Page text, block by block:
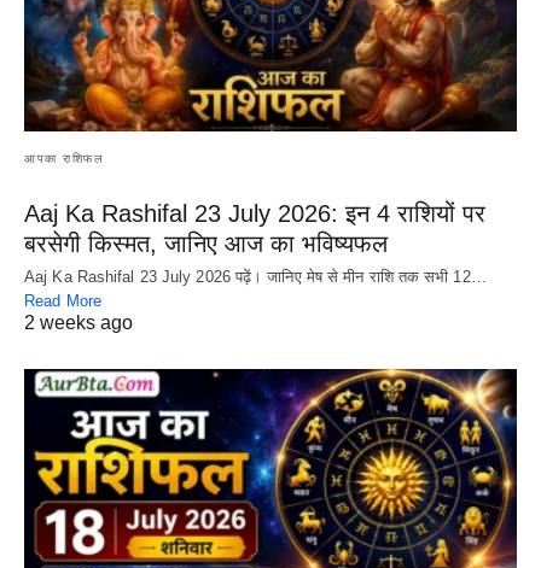
आपका राशिफल
Aaj Ka Rashifal 23 July 2026: इन 4 राशियों पर
बरसेगी किस्मत, जानिए आज का भविष्यफल
Aaj Ka Rashifal 23 July 2026 पढ़ें। जानिए मेष से मीन राशि तक सभी 12…
Read More
2 weeks ago